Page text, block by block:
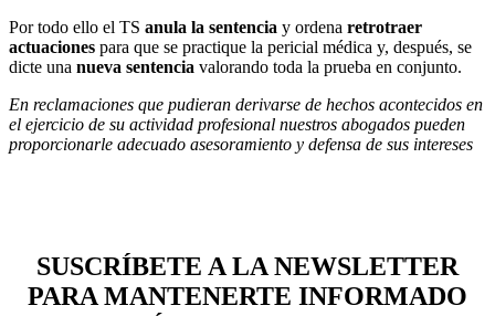
Por todo ello el TS anula la sentencia y ordena retrotraer
actuaciones para que se practique la pericial médica y, después, se
dicte una nueva sentencia valorando toda la prueba en conjunto.
En reclamaciones que pudieran derivarse de hechos acontecidos en
el ejercicio de su actividad profesional nuestros abogados pueden
proporcionarle adecuado asesoramiento y defensa de sus intereses
SUSCRÍBETE A LA NEWSLETTER
PARA MANTENERTE INFORMADO